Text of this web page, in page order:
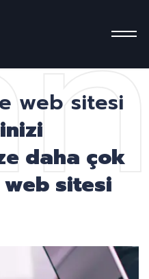
web sitesi
daha çok
sitesi